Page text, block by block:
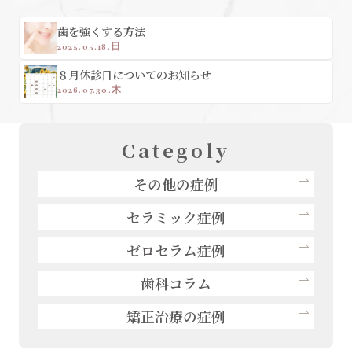
歯を強くする方法
2025.05.18.日
８月休診日についてのお知らせ
2026.07.30.木
Categoly
その他の症例
セラミック症例
ゼロセラム症例
歯科コラム
矯正治療の症例